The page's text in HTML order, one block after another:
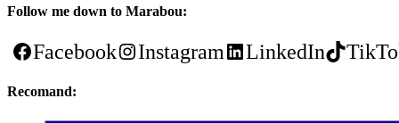
Follow me down to Marabou:
Facebook Instagram LinkedIn
Recomand: